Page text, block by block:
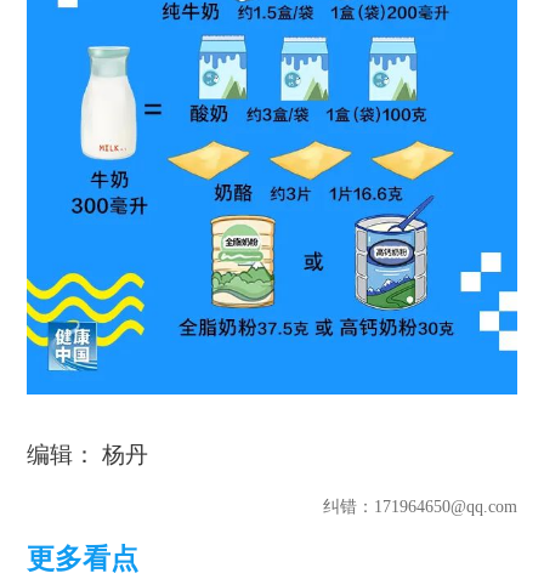
编辑： 杨丹
纠错：171964650@qq.com